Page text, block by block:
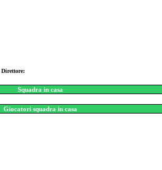
Direttore:
Squadra in casa
Giocatori squadra in casa